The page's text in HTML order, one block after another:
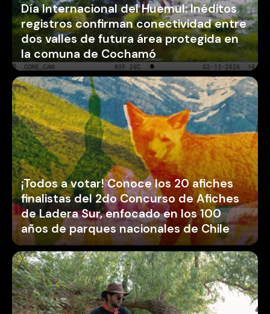
Día Internacional del Huemul: Inéditos
registros confirman conectividad entre
dos valles de futura área protegida en
la comuna de Cochamó
¡Todos a votar! Conoce los 20 afiches
finalistas del 2do Concurso de Afiches
de Ladera Sur, enfocado en los 100
años de parques nacionales de Chile